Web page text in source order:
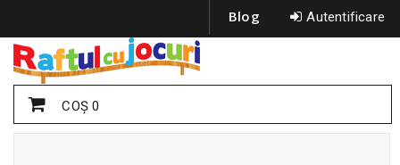
Autentificare
Blog
COŞ0